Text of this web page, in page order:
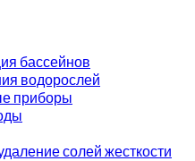
бассейнов
водорослей
приборы
солей жесткости